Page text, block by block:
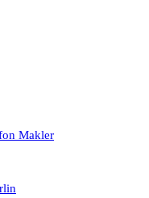
Makler